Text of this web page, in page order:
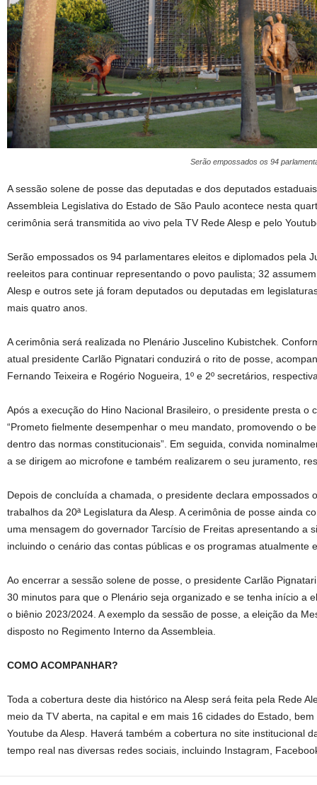
Serão empossados os 94
A sessão solene de posse das deputadas e dos deputados
Assembleia Legislativa do Estado de São Paulo acontece nesta
cerimônia será transmitida ao vivo pela TV Rede Alesp e pelo
Serão empossados os 94 parlamentares eleitos e diplomados pela
reeleitos para continuar representando o povo paulista; 32
Alesp e outros sete já foram deputados ou deputadas em
mais quatro anos.
A cerimônia será realizada no Plenário Juscelino Kubistchek.
atual presidente Carlão Pignatari conduzirá o rito de posse,
Fernando Teixeira e Rogério Nogueira, 1º e 2º secretários,
Após a execução do Hino Nacional Brasileiro, o presidente presta o
“Prometo fielmente desempenhar o meu mandato, promovendo o
dentro das normas constitucionais”. Em seguida, convida
a se dirigem ao microfone e também realizarem o seu juramento,
Depois de concluída a chamada, o presidente declara empossados
trabalhos da 20ª Legislatura da Alesp. A cerimônia de posse ainda
uma mensagem do governador Tarcísio de Freitas apresentando a
incluindo o cenário das contas públicas e os programas atualmente
Ao encerrar a sessão solene de posse, o presidente Carlão
30 minutos para que o Plenário seja organizado e se tenha início a
o biênio 2023/2024. A exemplo da sessão de posse, a eleição da
disposto no Regimento Interno da Assembleia.
COMO ACOMPANHAR?
Toda a cobertura deste dia histórico na Alesp será feita pela Rede
meio da TV aberta, na capital e em mais 16 cidades do Estado,
Youtube da Alesp. Haverá também a cobertura no site institucional
tempo real nas diversas redes sociais, incluindo Instagram,